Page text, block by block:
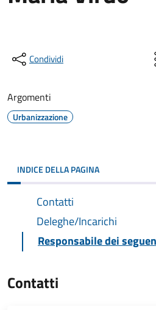
Condividi
Argomenti
Urbanizzazione
INDICE DELLA PAGINA
Contatti
Deleghe/Incarichi
Responsabile dei
Contatti